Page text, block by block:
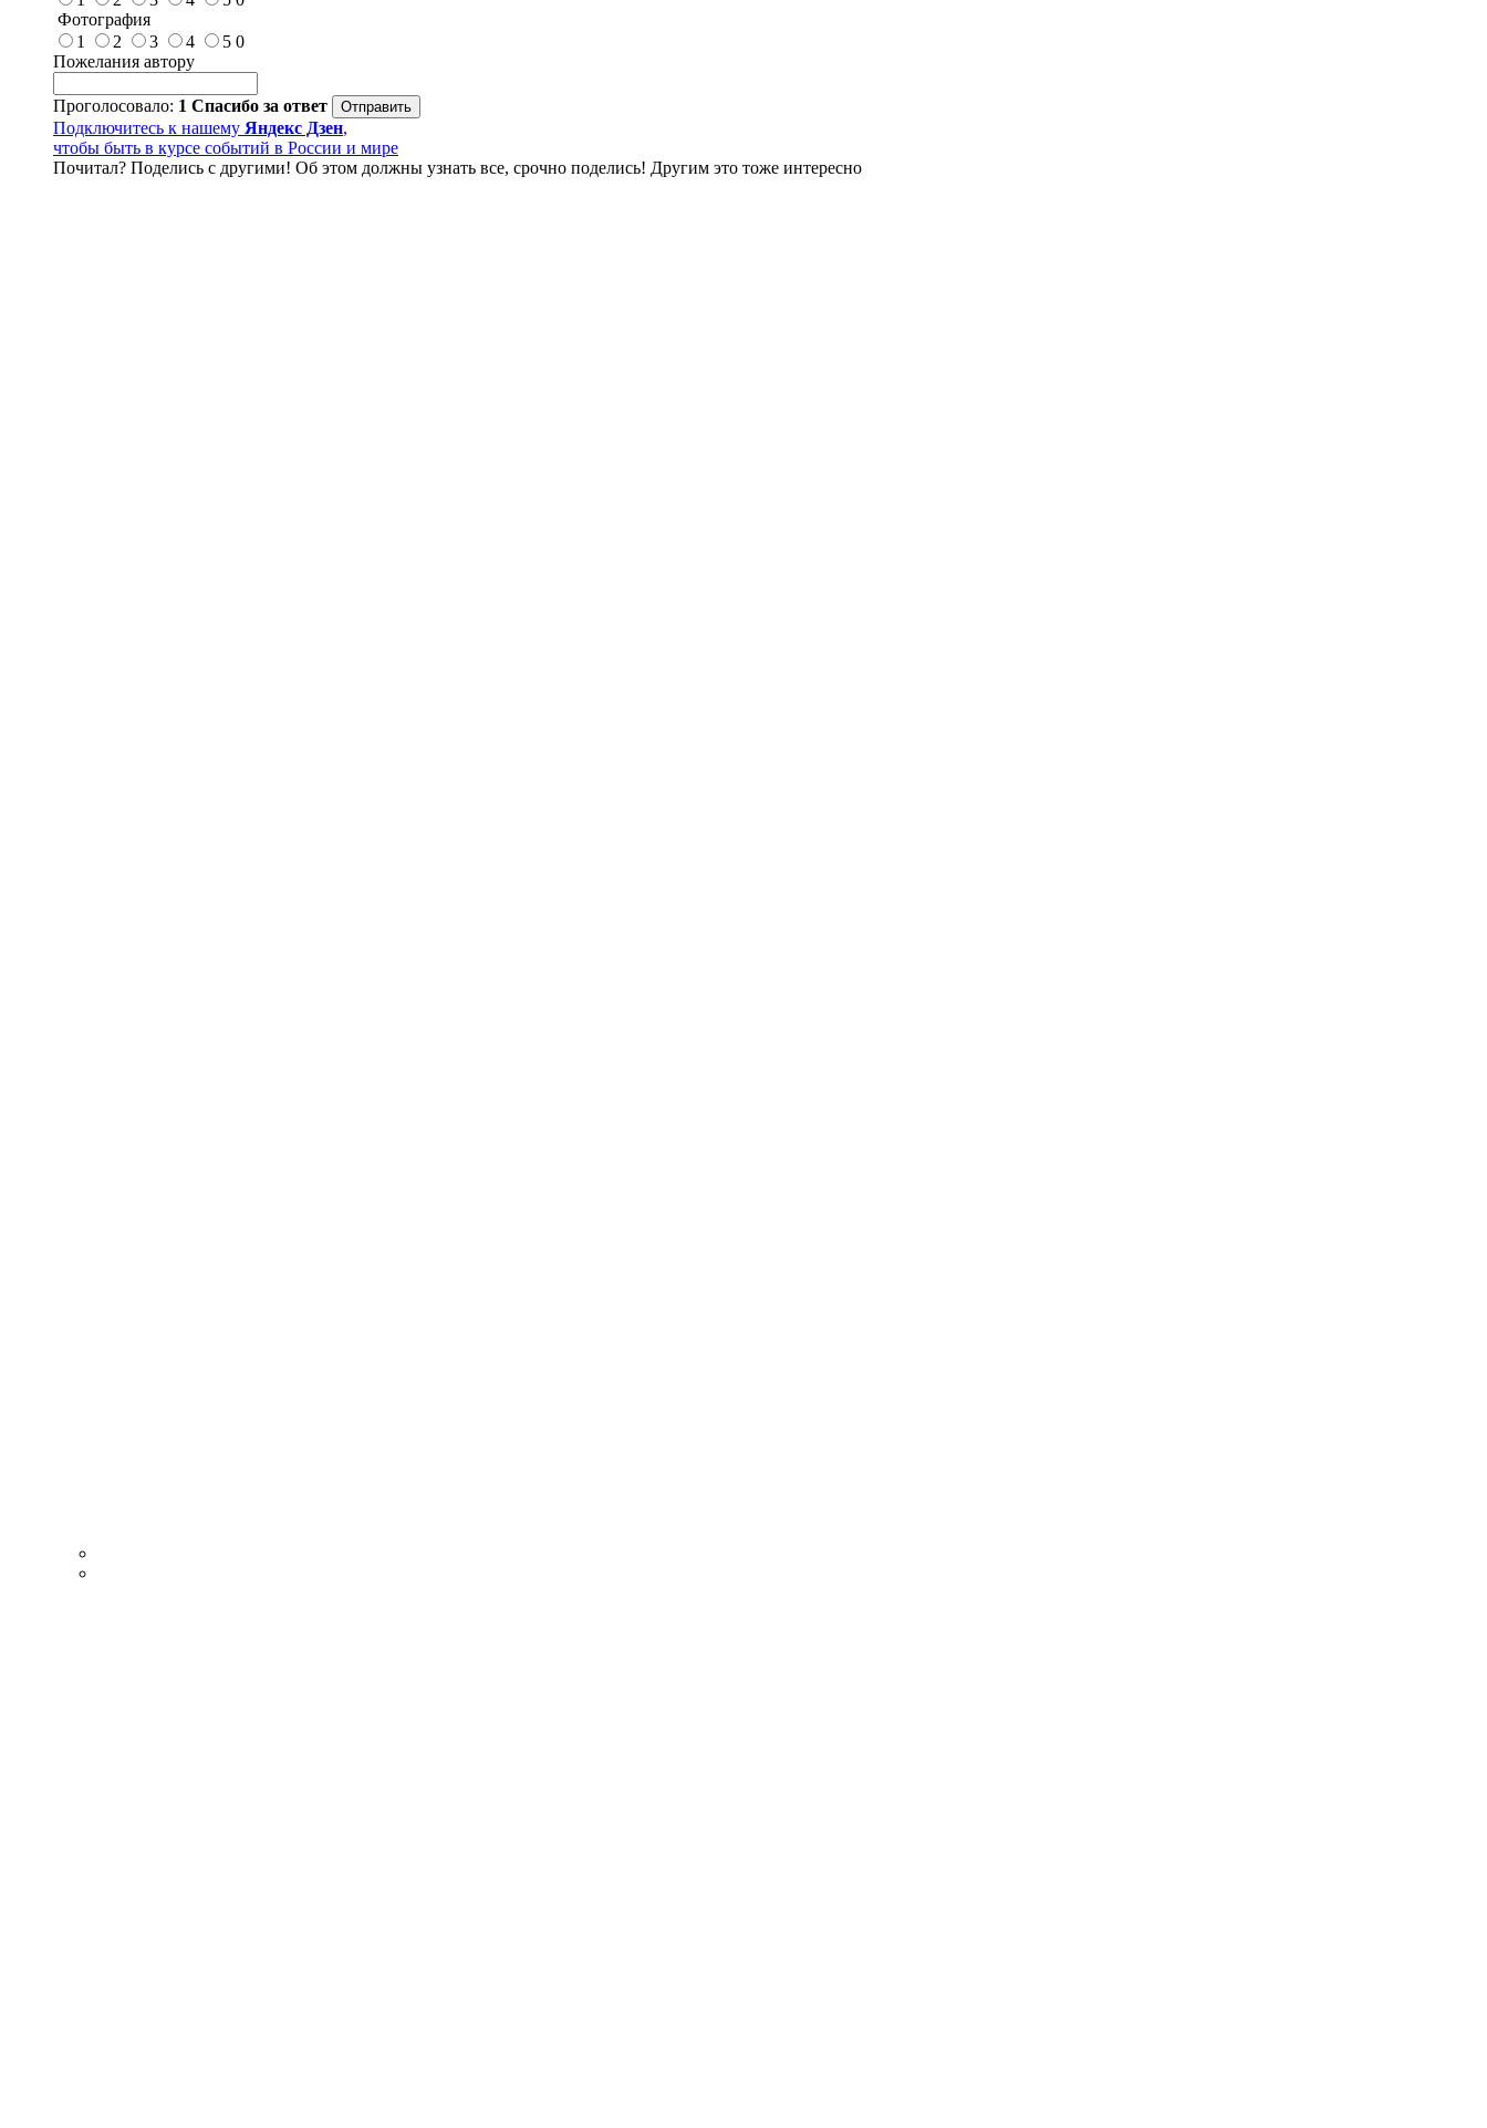
Фотография
1
2 3 4 5 0
Пожелания автору
Проголосовало: 1 Спасибо за ответ
Подключитесь к нашему Яндекс Дзен,
чтобы быть в курсе событий в России и мире
Почитал? Поделись с другими! Об этом должны узнать все, срочно поделись! Другим это тоже интересно